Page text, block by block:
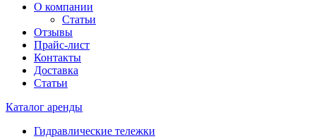
О компании
Статьи
Отзывы
Прайс-лист
Контакты
Доставка
Статьи
Каталог аренды
Гидравлические тележки